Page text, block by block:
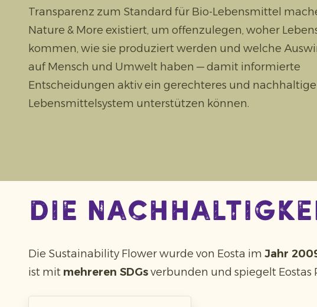
Transparenz zum Standard für Bio-Lebensmittel
Nature & More existiert, um offenzulegen, woher
kommen, wie sie produziert werden und welche
auf Mensch und Umwelt haben — damit informierte
Entscheidungen aktiv ein gerechteres und
Lebensmittelsystem unterstützen können.
die
Die Sustainability Flower wurde von Eosta im Jahr
ist mit mehreren SDGsverbunden und spiegelt Eostas